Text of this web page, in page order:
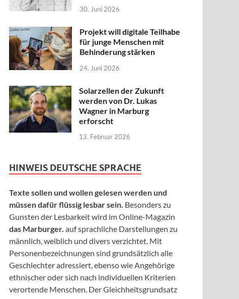
30. Juni 2026
Projekt will digitale Teilhabe
für junge Menschen mit
Behinderung stärken
24. Juni 2026
Solarzellen der Zukunft
werden von Dr. Lukas
Wagner in Marburg
erforscht
13. Februar 2026
HINWEIS DEUTSCHE SPRACHE
Texte sollen und wollen gelesen werden und
müssen dafür flüssig lesbar sein. Besonders zu
Gunsten der Lesbarkeit wird im Online-Magazin
das Marburger. auf sprachliche Darstellungen zu
männlich, weiblich und divers verzichtet. Mit
Personenbezeichnungen sind grundsätzlich alle
Geschlechter adressiert, ebenso wie Angehörige
ethnischer oder sich nach individuellen Kriterien
verortende Menschen. Der Gleichheitsgrundsatz